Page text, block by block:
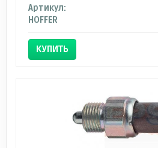
Артикул:
HOFFER
КУПИТЬ